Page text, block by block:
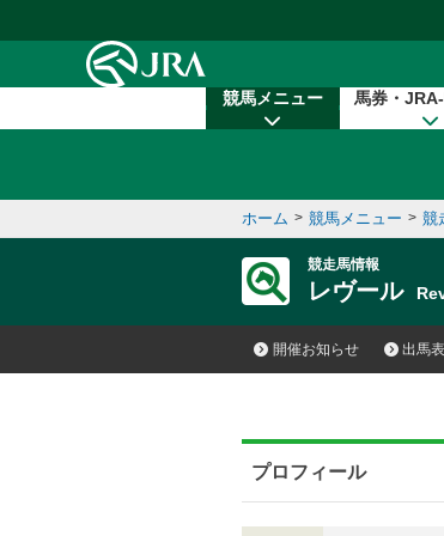
競馬メニュー 馬券・
ホーム > 競馬メニュー > 競
競走馬情報
レヴール
開催お知らせ 出馬表
プロフィール